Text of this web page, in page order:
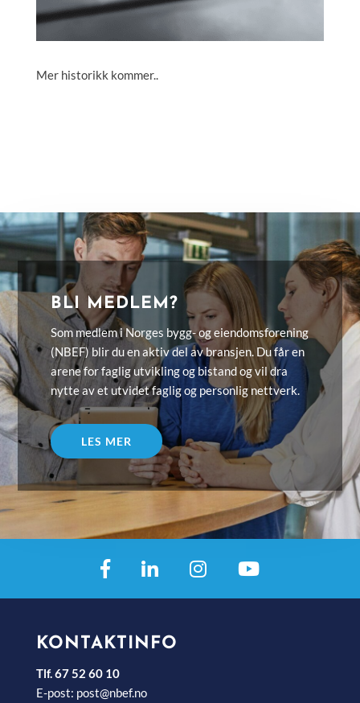
Mer historikk kommer..
BLI MEDLEM?
Som medlem i Norges bygg- og eiendomsforening
(NBEF) blir du en aktiv del av bransjen. Du får en
arene for faglig utvikling og bistand og vil dra
nytte av et utvidet faglig og personlig nettverk.
LES MER
KONTAKTINFO
Tlf. 67 52 60 10
E-post: post@nbef.no